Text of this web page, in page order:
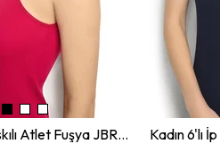
Kadın 6'lı İp Askılı Atlet Fuşya JBR583.0006